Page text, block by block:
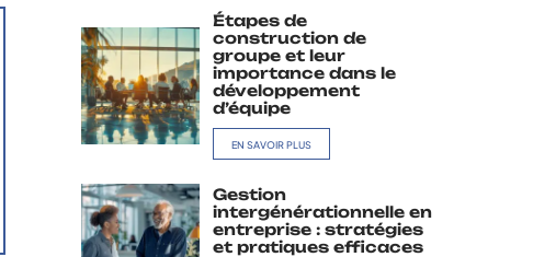
Étapes de
construction de
groupe et leur
importance dans le
développement
d’équipe
EN SAVOIR PLUS
Gestion
intergénérationnelle en
entreprise : stratégies
et pratiques efficaces